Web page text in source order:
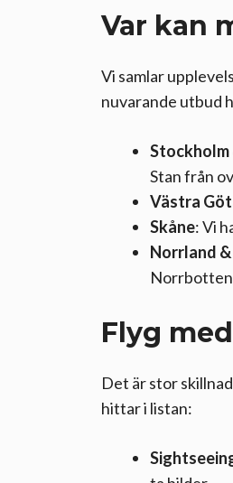
Var kan
Vi samlar
nuvarande utbud
Stan från
Västra
Skåne: Vi
Norrland
Flyg
Det är stor
hittar i listan: